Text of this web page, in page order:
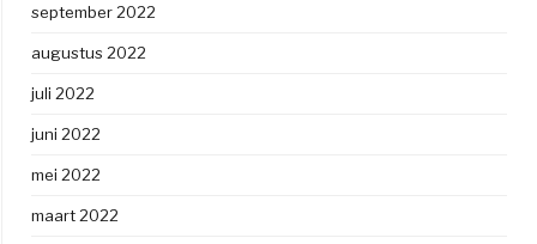
september 2022
augustus 2022
juli 2022
juni 2022
mei 2022
maart 2022